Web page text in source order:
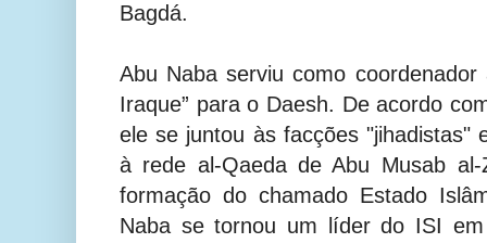
Bagdá.
Abu Naba serviu como coordenador
Iraque” para o Daesh. De acordo
ele se juntou às facções "jihadistas"
à rede al-Qaeda de Abu Musab
formação do chamado Estado
Naba se tornou um líder do ISI